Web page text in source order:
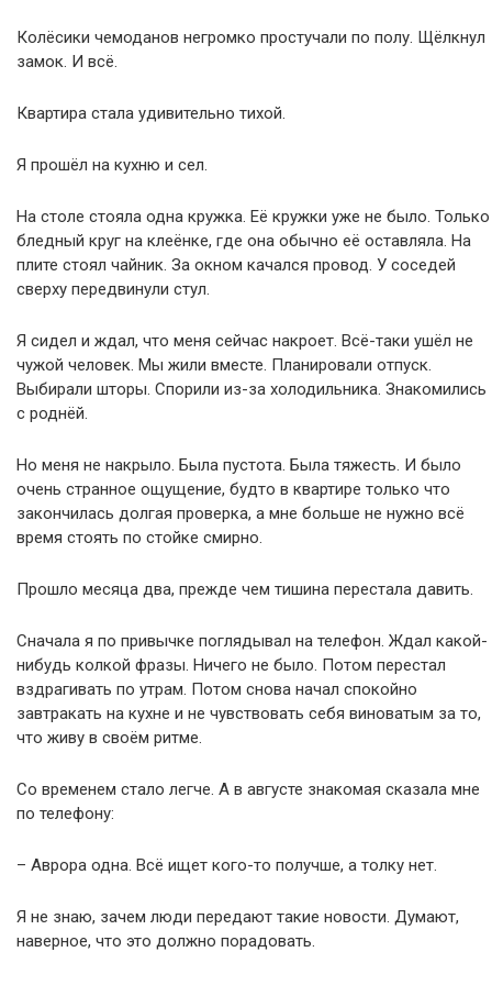
Колёсики чемоданов негромко простучали по полу. Щёлкнул
замок. И всё.
Квартира стала удивительно тихой.
Я прошёл на кухню и сел.
На столе стояла одна кружка. Её кружки уже не было. Только
бледный круг на клеёнке, где она обычно её оставляла. На
плите стоял чайник. За окном качался провод. У соседей
сверху передвинули стул.
Я сидел и ждал, что меня сейчас накроет. Всё-таки ушёл не
чужой человек. Мы жили вместе. Планировали отпуск.
Выбирали шторы. Спорили из-за холодильника. Знакомились
с роднёй.
Но меня не накрыло. Была пустота. Была тяжесть. И было
очень странное ощущение, будто в квартире только что
закончилась долгая проверка, а мне больше не нужно всё
время стоять по стойке смирно.
Прошло месяца два, прежде чем тишина перестала давить.
Сначала я по привычке поглядывал на телефон. Ждал какой-
нибудь колкой фразы. Ничего не было. Потом перестал
вздрагивать по утрам. Потом снова начал спокойно
завтракать на кухне и не чувствовать себя виноватым за то,
что живу в своём ритме.
Со временем стало легче. А в августе знакомая сказала мне
по телефону:
– Аврора одна. Всё ищет кого-то получше, а толку нет.
Я не знаю, зачем люди передают такие новости. Думают,
наверное, что это должно порадовать.